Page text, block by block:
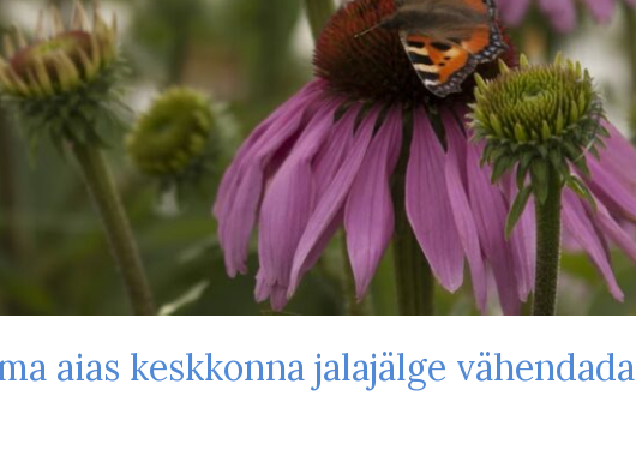
aias keskkonna jalajälge vähendada